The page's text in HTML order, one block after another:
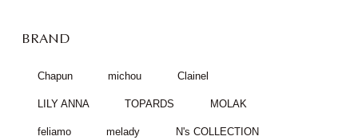
BRAND
Chapun michou Clainel
LILY ANNA TOPARDS MOLAK
feliamo melady N's COLLECTION